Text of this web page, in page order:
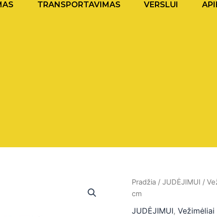
TRANSPORTAVIMAS VERSLUI
Pradžia / JUDĖJIMUI /
cm
JUDĖJIMUI, Vežimėliai
produkto
lydinio